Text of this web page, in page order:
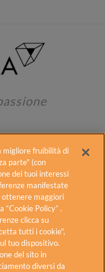
Fogli illustrativi
interessati
Accessibilità
del ’99 n.5 – 40133
migliore fruibilità di
parte" (con
dei tuoi interessi
manifestate
ottenere maggiori
Policy” .
clicca su
tutti i cookie",
tuo dispositivo.
del sito in
diversi da